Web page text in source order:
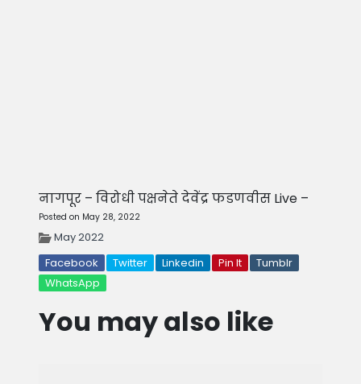
नागपूर – विरोधी पक्षनेते देवेंद्र फडणवीस Live –
Posted on May 28, 2022
May 2022
Facebook
Twitter Linkedin Pin It
Tumblr
WhatsApp
You may also like